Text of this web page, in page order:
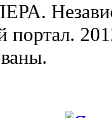
портал.